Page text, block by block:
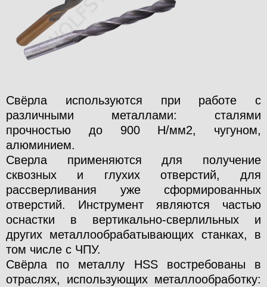
Свёрла используются при работе с
различными металлами: сталями
прочностью до 900 H/мм2, чугуном,
алюминием.
Сверла применяются для получение
сквозных и глухих отверстий, для
рассверливания уже сформированных
отверстий. Инструмент являются частью
оснастки в вертикально-сверлильных и
других металлообрабатывающих станках, в
том числе с ЧПУ.
Свёрла по металлу HSS востребованы в
отраслях, использующих металлообработку: